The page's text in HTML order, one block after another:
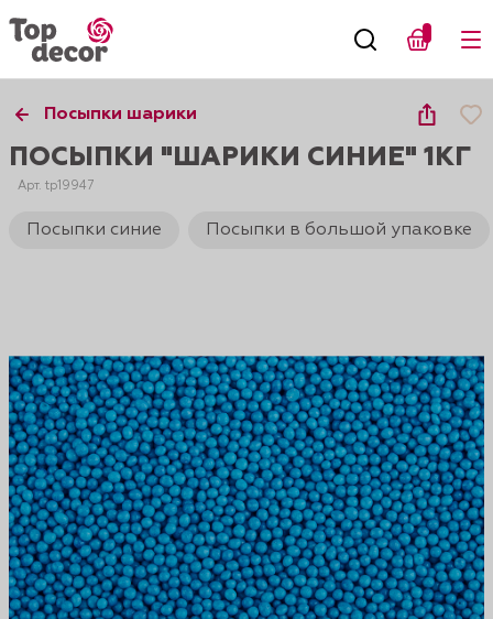
Посыпки шарики
ПОСЫПКИ "ШАРИКИ СИНИЕ" 1КГ
Арт. tp19947
Посыпки синие Посыпки в большой упаковке